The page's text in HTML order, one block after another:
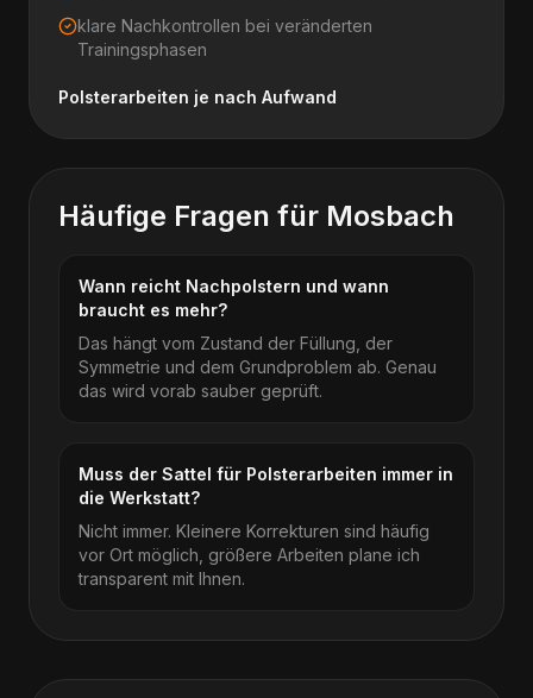
klare Nachkontrollen bei veränderten
Trainingsphasen
Polsterarbeiten je nach Aufwand
Häufige Fragen für Mosbach
Wann reicht Nachpolstern und wann
braucht es mehr?
Das hängt vom Zustand der Füllung, der
Symmetrie und dem Grundproblem ab. Genau
das wird vorab sauber geprüft.
Muss der Sattel für Polsterarbeiten immer in
die Werkstatt?
Nicht immer. Kleinere Korrekturen sind häufig
vor Ort möglich, größere Arbeiten plane ich
transparent mit Ihnen.